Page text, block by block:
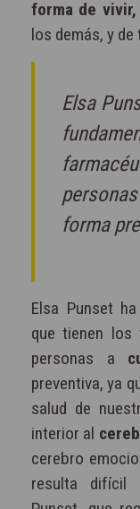
forma de vivir,
los demás, y
Elsa
forma
Elsa Punset
que tienen los
personas a
preventiva, ya
salud de
interior al
cerebro
resulta difícil